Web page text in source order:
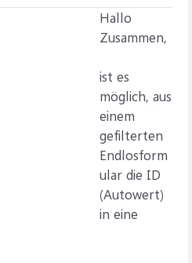
Hallo
Zusammen,
ist es
möglich, aus
einem
gefilterten
Endlosform
ular die ID
(Autowert)
in eine